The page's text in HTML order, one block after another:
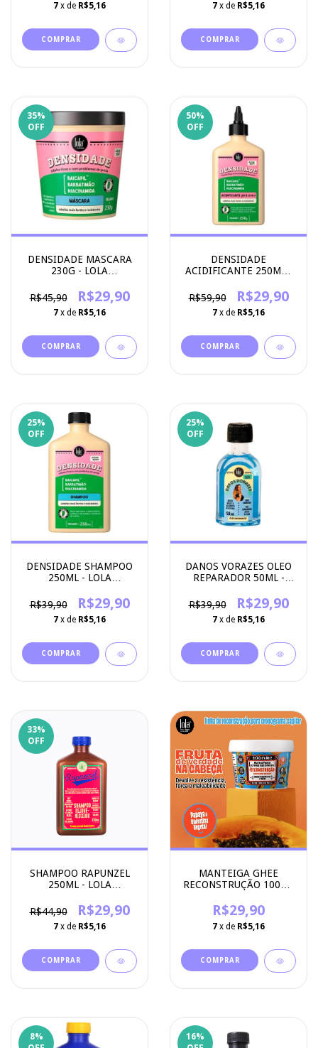
7 x de R$5,16 7 x de R$5,16
35%
OFF
DENSIDADE MASCARA
230G - LOLA
R$45,90
R$29,90
7 x de R$5,16
50%
OFF
DENSIDADE
ACIDIFICANTE 250ML -
R$59,90
R$29,90
7 x de R$5,16
25%
OFF
DENSIDADE SHAMPOO
250ML - LOLA
R$39,90
R$29,90
7 x de R$5,16
25%
OFF
DANOS VORAZES OLEO
REPARADOR 50ML -
R$39,90
R$29,90
7 x de R$5,16
33%
OFF
SHAMPOO RAPUNZEL
250ML - LOLA
R$44,90
R$29,90
7 x de R$5,16
MANTEIGA GHEE
RECONSTRUÇÃO 100G -
R$29,90
7 x de R$5,16
8%
16%